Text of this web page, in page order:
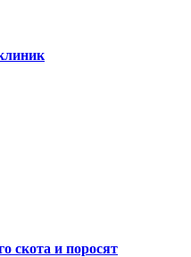
скота и поросят